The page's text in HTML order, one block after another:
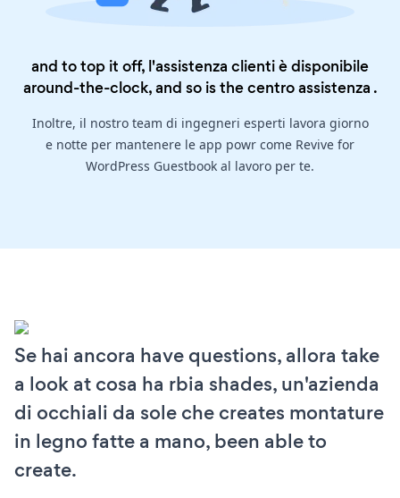
and to top it off, l'assistenza clienti è disponibile
around-the-clock, and so is thecentro assistenza .
Inoltre, il nostro team di ingegneri esperti lavora giorno
e notte per mantenere le app powr come Revive for
WordPress Guestbook al lavoro per te.
Se hai ancora have questions, allora take
a look at cosa ha rbia shades, un'azienda
di occhiali da sole che creates montature
in legno fatte a mano, been able to
create.